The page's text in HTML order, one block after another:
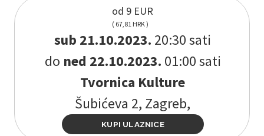
od 9 EUR
( 67,81 HRK )
sub 21.10.2023. 20:30 sati
do ned 22.10.2023. 01:00 sati
Tvornica Kulture
Šubićeva 2, Zagreb,
KUPI ULAZNICE